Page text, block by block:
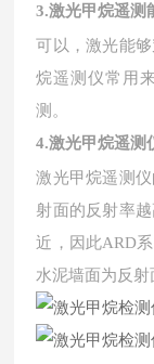
3.激光甲烷遥测
可以，激光能
烷遥测仪常用
测。
4.激光甲烷遥测
激光甲烷遥测
射面的反射率
近，因此ARD
水泥墙面为反射